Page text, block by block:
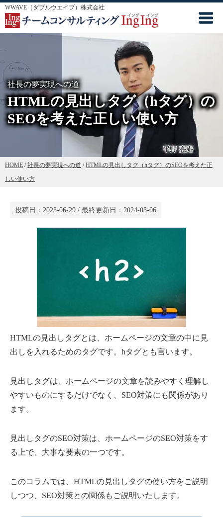
WWAVE（ダブルウエイブ）株式会社
社長の夢実現への道
HTMLの見出しタグ（hタグ）の
SEOを考えた正しい使い方
HOME /社長の夢実現への道 /HTMLの見出しタグ（hタグ）のSEOを考えた正
しい使い方
投稿日： 2023-06-29 / 最終更新日： 2024-03-06
HTMLの見出しタグとは、ホームページの文章の中に見
出しを入れるためのタグです。hタグとも言います。
見出しタグは、ホームページの文章を読みやすく理解し
やすいものにするだけでなく、SEO対策にも関係があり
ます。
見出しタグのSEO対策は、ホームページのSEO対策をす
る上で、大事な要素の一つです。
このコラムでは、HTMLの見出しタグの使い方をご説明
しつつ、SEO対策との関係もご説明いたします。